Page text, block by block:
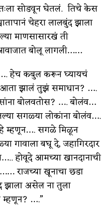
सोडवून घेतलं. तिचे केस
चेहरा लालबुंद झाला
माणसासारखं ती
बोलू लागली……
…. हेच कबुल करून घ्यायचं
झालं तुझं समाधान? ….
बोलवतोस? …. बोलंव…
सगळ्या लोकांना बोलंव….
म्हणून…. सगळे मिळून
गावाला बघू दे, जहागिरदार
होवूदे आमच्या खानदानाची
राजच्या खूनाचा छडा
असेल ना तुला
म्हणून? ….”